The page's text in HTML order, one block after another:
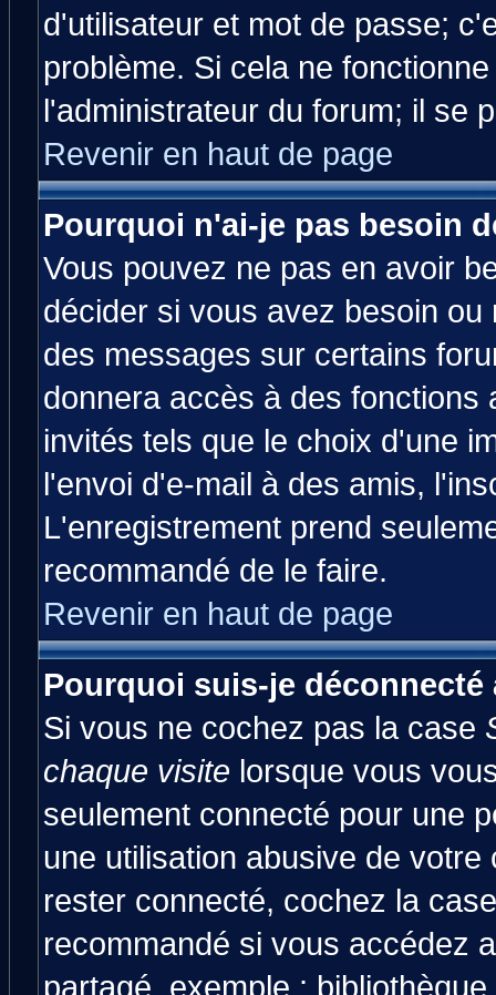
d'utilisateur et mot de passe;
problème. Si cela ne
l'administrateur du forum; il se
Revenir en haut de page
Pourquoi n'ai-je pas besoin
Vous pouvez ne pas en avoir
décider si vous avez besoin
des messages sur certains
donnera accès à des fonctions
invités tels que le choix d'une
l'envoi d'e-mail à des amis,
L'enregistrement prend
recommandé de le faire.
Revenir en haut de page
Pourquoi suis-je
Si vous ne cochez pas la case
chaque visite lorsque vous
seulement connecté pour une
une utilisation abusive de
rester connecté, cochez la
recommandé si vous accédez
partagé, exemple :